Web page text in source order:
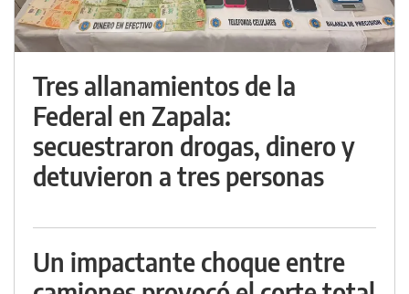
Tres allanamientos de la
Federal en Zapala:
secuestraron drogas, dinero y
detuvieron a tres personas
Un impactante choque entre